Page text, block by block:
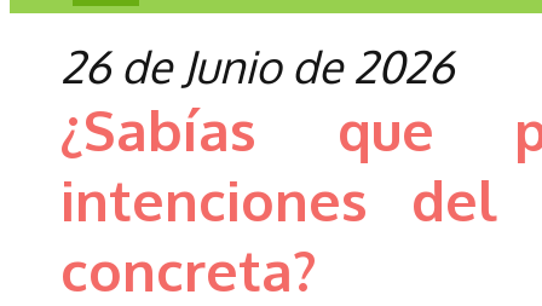
26 de Junio de 2026
¿Sabías que
intenciones
concreta?